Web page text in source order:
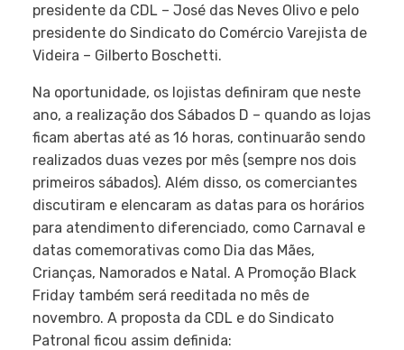
presidente da CDL – José das Neves Olivo e pelo
presidente do Sindicato do Comércio Varejista de
Videira – Gilberto Boschetti.
Na oportunidade, os lojistas definiram que neste
ano, a realização dos Sábados D – quando as lojas
ficam abertas até as 16 horas, continuarão sendo
realizados duas vezes por mês (sempre nos dois
primeiros sábados). Além disso, os comerciantes
discutiram e elencaram as datas para os horários
para atendimento diferenciado, como Carnaval e
datas comemorativas como Dia das Mães,
Crianças, Namorados e Natal. A Promoção Black
Friday também será reeditada no mês de
novembro. A proposta da CDL e do Sindicato
Patronal ficou assim definida: